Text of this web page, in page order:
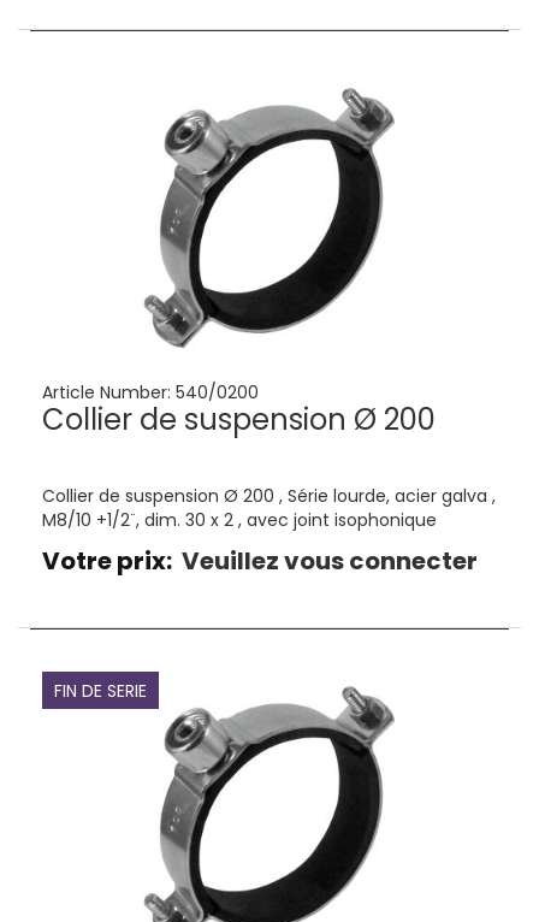
Article Number: 540/0200
Collier de suspension Ø 200
Collier de suspension Ø 200 , Série lourde, acier galva ,
M8/10 +1/2¨, dim. 30 x 2 , avec joint isophonique
Votre prix: Veuillez vous connecter
FIN DE SERIE